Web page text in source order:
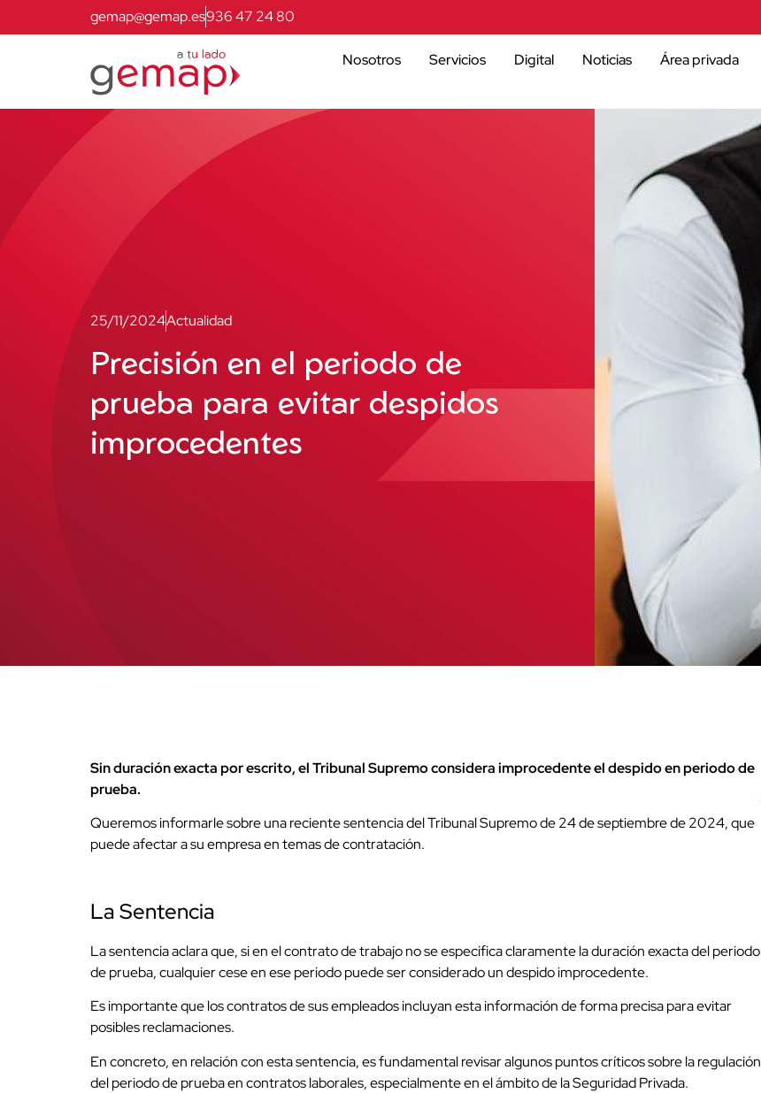
gemap@gemap.es936 47 24 80
Nosotros Servicios Digital Noticias Área privada
25/11/2024Actualidad
Precisión en el periodo de
prueba para evitar despidos
improcedentes
Sin duración exacta por escrito, el Tribunal Supremo considera improcedente el despido en periodo de
prueba.
Queremos informarle sobre una reciente sentencia del Tribunal Supremo de 24 de septiembre de 2024, que
puede afectar a su empresa en temas de contratación.
La Sentencia
La sentencia aclara que, si en el contrato de trabajo no se especifica claramente la duración exacta del periodo
de prueba, cualquier cese en ese periodo puede ser considerado un despido improcedente.
Es importante que los contratos de sus empleados incluyan esta información de forma precisa para evitar
posibles reclamaciones.
En concreto, en relación con esta sentencia, es fundamental revisar algunos puntos críticos sobre la regulación
del periodo de prueba en contratos laborales, especialmente en el ámbito de la Seguridad Privada.